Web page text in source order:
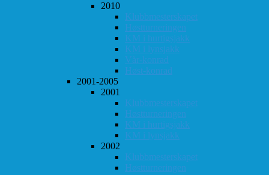
2010
Klubbmesterskapet
Høstturneringen
KM i hurtigsjakk
KM i lynsjakk
Vår-konrad
Høst-konrad
2001-2005
2001
Klubbmesterskapet
Høstturneringen
KM i hurtigsjakk
KM i lynsjakk
2002
Klubbmesterskapet
Høstturneringen